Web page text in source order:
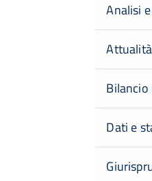
Analisi
Attualità
Dati e